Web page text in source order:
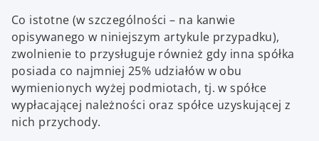
Co istotne (w szczególności – na kanwie
opisywanego w niniejszym artykule przypadku),
zwolnienie to przysługuje również gdy inna spółka
posiada co najmniej 25% udziałów w obu
wymienionych wyżej podmiotach, tj. w spółce
wypłacającej należności oraz spółce uzyskującej z
nich przychody.